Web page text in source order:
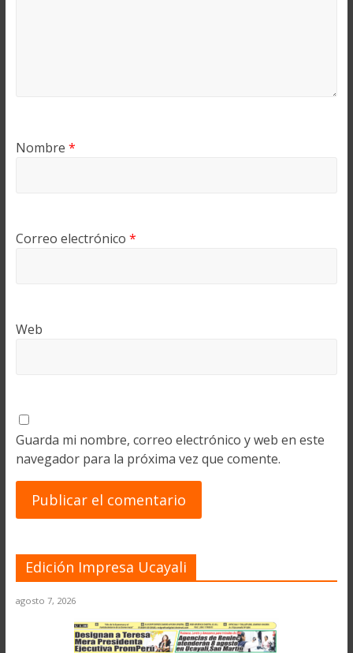
Nombre *
Correo electrónico *
Web
Guarda mi nombre, correo electrónico y web en este
navegador para la próxima vez que comente.
Edición Impresa Ucayali
agosto 7, 2026